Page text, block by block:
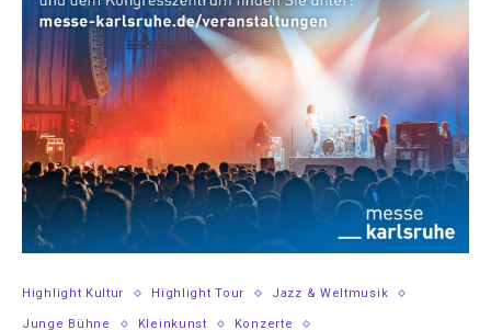
Highlight Kultur Highlight Tour Jazz & Weltmusik
Junge Bühne Kleinkunst Konzerte